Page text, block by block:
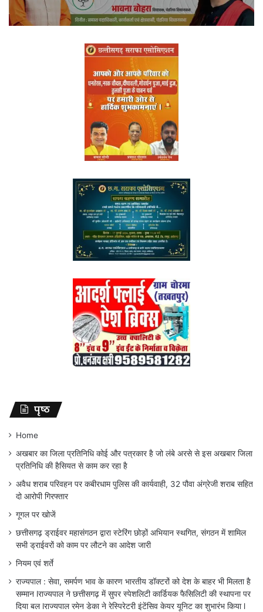
पृष्ठ
Home
अखबार का जिला प्रतिनिधि कोई और पत्रकार है जो लंबे अरसे से इस अखबार जिला
प्रतिनिधि की हैसियत से काम कर रहा है
अवैध शराब परिवहन पर कबीरधाम पुलिस की कार्यवाही, 32 पौवा अंग्रेजी शराब सहित
दो आरोपी गिरफ्तार
गूगल पर खोजें
छत्तीसगढ़ ड्राईवर महासंगठन द्वारा स्टेरिंग छोड़ों अभियान स्थगित, संगठन में शामिल
सभी ड्राईवरों को काम पर लौटने का आदेश जारी
नियम एवं शर्ते
राज्यपाल : सेवा, समर्पण भाव के कारण भारतीय डॉक्टरों को देश के बाहर भी मिलता है
सम्मान lराज्यपाल ने छत्तीसगढ़ में सुपर स्पेशलिटी कार्डियक फैसिलिटी की स्थापना पर
दिया बल lराज्यपाल रमेन डेका ने रेस्पिरेटरी इंटेंसिव केयर यूनिट का शुभारंभ किया l